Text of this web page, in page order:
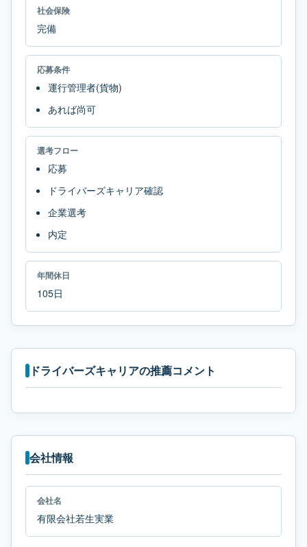
社会保険
完備
応募条件
運行管理者(貨物)
あれば尚可
選考フロー
応募
ドライバーズキャリア確認
企業選考
内定
年間休日
105日
ドライバーズキャリアの推薦コメント
会社情報
会社名
有限会社若生実業